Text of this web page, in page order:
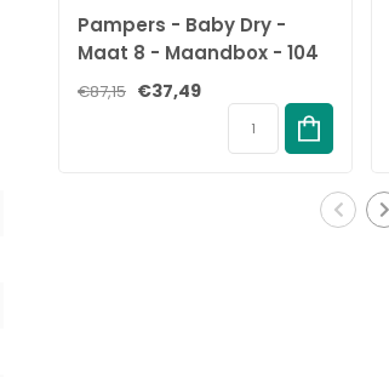
Pampers - Baby Dry -
Maat 8 - Maandbox - 104
Stuks - 17+ KG
€87,15 €37,49